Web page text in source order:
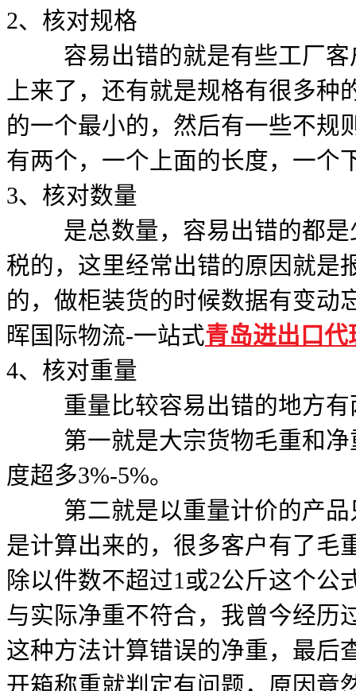
2、核对规格
容易出错的就是有些工厂客
上来了，还有就是规格有很多种
的一个最小的，然后有一些不规
有两个，一个上面的长度，一个
3、核对数量
是总数量，容易出错的都是
税的，这里经常出错的原因就是
的，做柜装货的时候数据有变动
晖国际物流-一站式青岛进出口代
4、核对重量
重量比较容易出错的地方有
第一就是大宗货物毛重和净
度超多3%-5%。
第二就是以重量计价的产品
是计算出来的，很多客户有了毛
除以件数不超过1或2公斤这个公
与实际净重不符合，我曾今经历
这种方法计算错误的净重，最后
开箱称重就判定有问题，原因竟